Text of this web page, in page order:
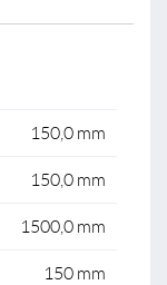
150,0 mm
150,0 mm
1500,0 mm
150 mm